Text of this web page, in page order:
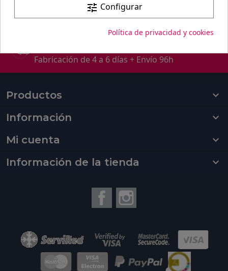
Fabricación de 4 a 6 días + Envío 96h
Productos

Información

Mi cuenta

Información de la tienda
keyboard_arrow_down
Facebook
tune Configurar
Política de privacidad y cookies